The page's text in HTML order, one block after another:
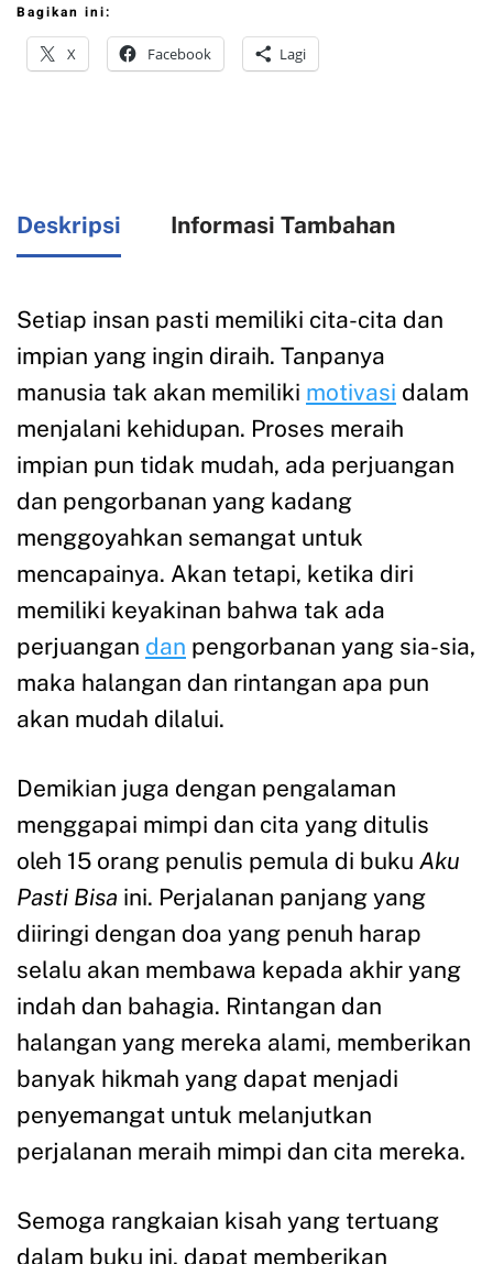
Bagikan ini:
X Facebook Lagi
Deskripsi Informasi Tambahan
Setiap insan pasti memiliki cita-cita dan
impian yang ingin diraih. Tanpanya
manusia tak akan memiliki motivasi dalam
menjalani kehidupan. Proses meraih
impian pun tidak mudah, ada perjuangan
dan pengorbanan yang kadang
menggoyahkan semangat untuk
mencapainya. Akan tetapi, ketika diri
memiliki keyakinan bahwa tak ada
perjuangan dan pengorbanan yang sia-sia,
maka halangan dan rintangan apa pun
akan mudah dilalui.
Demikian juga dengan pengalaman
menggapai mimpi dan cita yang ditulis
oleh 15 orang penulis pemula di buku Aku
Pasti Bisa ini. Perjalanan panjang yang
diiringi dengan doa yang penuh harap
selalu akan membawa kepada akhir yang
indah dan bahagia. Rintangan dan
halangan yang mereka alami, memberikan
banyak hikmah yang dapat menjadi
penyemangat untuk melanjutkan
perjalanan meraih mimpi dan cita mereka.
Semoga rangkaian kisah yang tertuang
dalam buku ini, dapat memberikan